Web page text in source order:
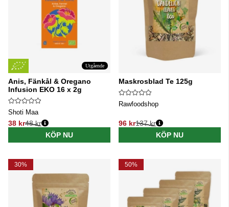
Utgående
Anis, Fänkål & Oregano
Infusion EKO 16 x 2g
Shoti Maa
38 kr
Ordinarie pris:
48 kr
KÖP NU
Maskrosblad Te 125g
Rawfoodshop
96 kr
Ordinarie pris:
137 kr
KÖP NU
30% 50%